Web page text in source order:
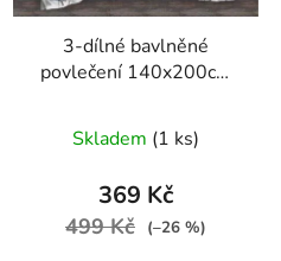
3-dílné bavlněné
povlečení 140x200cm
motivy)
Skladem (1 ks)
369 Kč
499 Kč (–26 %)